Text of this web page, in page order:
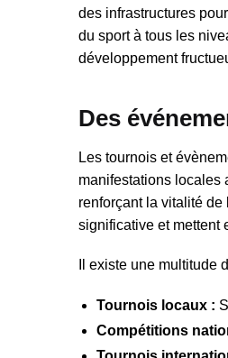
des infrastructures
du sport à tous les
développement
Des
Les tournois et
manifestations locales
renforçant la vitalité
significative et mettent
Il existe une multitude
Tournois locaux :
Compétitions